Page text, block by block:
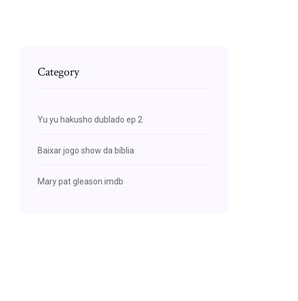
Category
Yu yu hakusho dublado ep 2
Baixar jogo show da bíblia
Mary pat gleason imdb